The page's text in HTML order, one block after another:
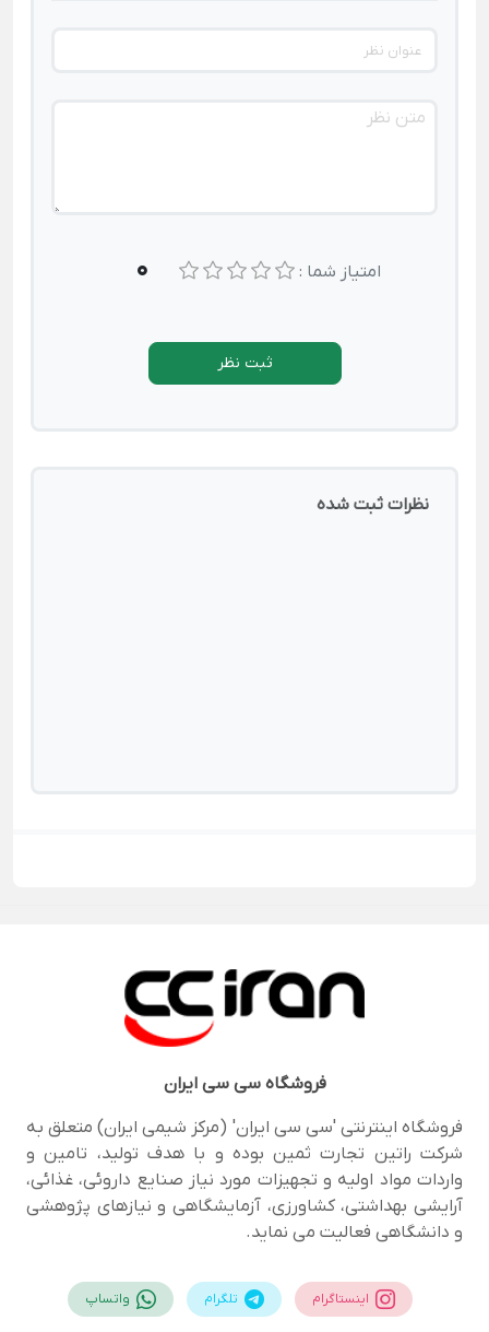
امتیاز شما : 0
ثبت نظر
نظرات ثبت شده
فروشگاهسی سی ایران
فروشگاه اینترنتی 'سی سی ایران' (مرکز شیمی ایران) متعلق به
شرکت راتین تجارت ثمین بوده و با هدف تولید، تامین و
واردات مواد اولیه و تجهیزات مورد نیاز صنایع داروئی، غذائی،
آرایشی بهداشتی، کشاورزی، آزمایشگاهی و نیازهای پژوهشی
و دانشگاهی فعالیت می نماید.
اینستاگرام تلگرام واتساپ